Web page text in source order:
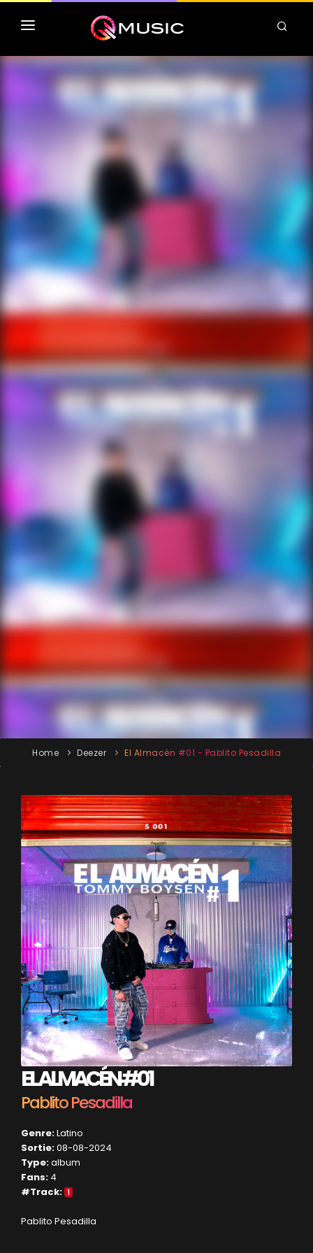
TOP MP3 ITUNES
TOP ALBUMS ITUNES
CLASSEMENT DEEZER
Home Deezer El Almacén #01 - Pablito Pesadilla
EL ALMACÉN #01
Pablito Pesadilla
Genre:Latino
Sortie:08-08-2024
Type:album
Fans: 4
#Track: 1
Pablito Pesadilla